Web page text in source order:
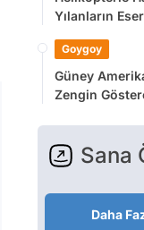
Yılanların
Goygoy
Güney
Zengin
Sana
Daha